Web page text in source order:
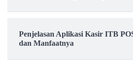
Penjelasan Aplikasi Kasir ITB
dan Manfaatnya